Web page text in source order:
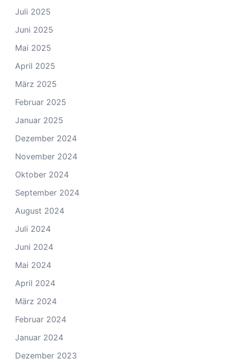
Juli 2025
Juni 2025
Mai 2025
April 2025
März 2025
Februar 2025
Januar 2025
Dezember 2024
November 2024
Oktober 2024
September 2024
August 2024
Juli 2024
Juni 2024
Mai 2024
April 2024
März 2024
Februar 2024
Januar 2024
Dezember 2023